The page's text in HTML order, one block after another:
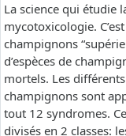
La science qui étudie
mycotoxicologie.
champignons
d’espèces de
mortels. Les
champignons sont
tout 12 syndromes.
divisés en 2 classes: